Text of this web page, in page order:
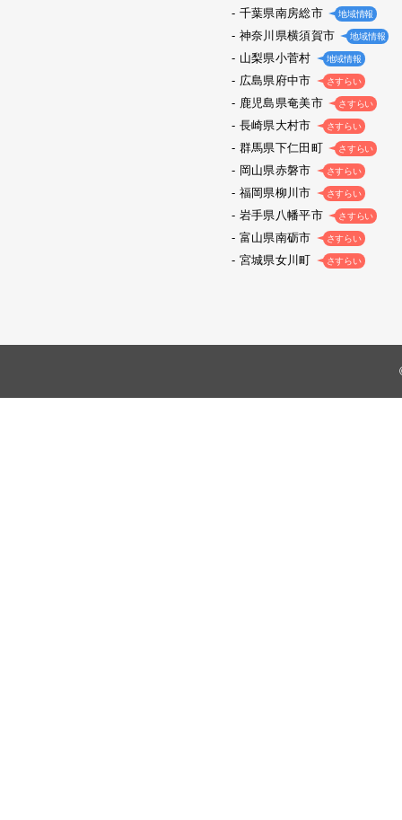
千葉県南房総市 地域情報
神奈川県横須賀市 地域情報
山梨県小菅村 地域情報
広島県府中市 さすらい
鹿児島県奄美市 さすらい
長崎県大村市 さすらい
群馬県下仁田町 さすらい
岡山県赤磐市 さすらい
福岡県柳川市 さすらい
岩手県八幡平市 さすらい
富山県南砺市 さすらい
宮城県女川町 さすらい